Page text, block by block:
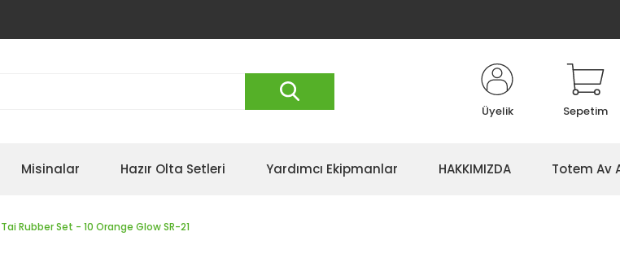
Üyelik Sepetim
Misinalar Hazır Olta Setleri Yardımcı Ekipmanlar HAKKIMIZDA Totem Av
Rubber Set - 10 Orange Glow SR-21